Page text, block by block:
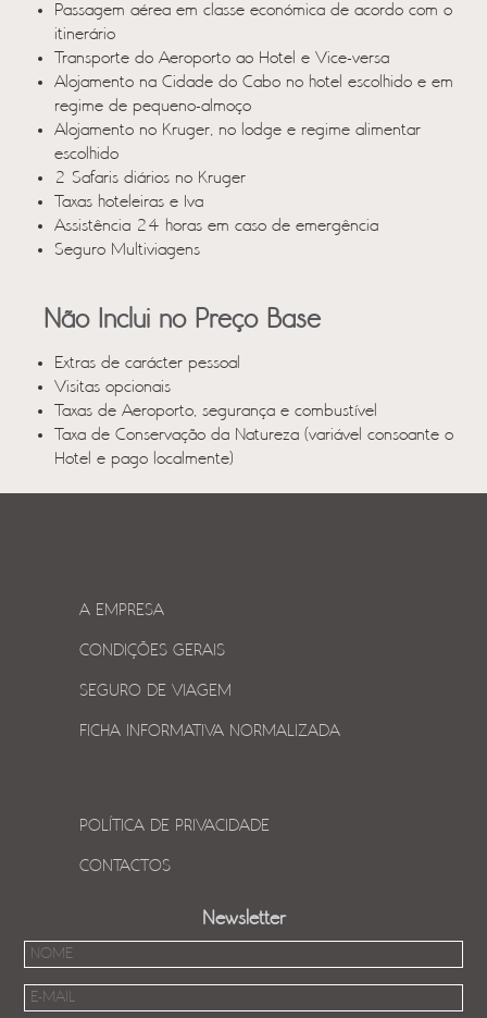
Passagem aérea em classe económica de acordo com o
itinerário
Transporte do Aeroporto ao Hotel e Vice-versa
Alojamento na Cidade do Cabo no hotel escolhido e em
regime de pequeno-almoço
Alojamento no Kruger, no lodge e regime alimentar
escolhido
2 Safaris diários no Kruger
Taxas hoteleiras e Iva
Assistência 24 horas em caso de emergência
Seguro Multiviagens
Não Inclui no Preço Base
Extras de carácter pessoal
Visitas opcionais
Taxas de Aeroporto, segurança e combustível
Taxa de Conservação da Natureza (variável consoante o
Hotel e pago localmente)
A EMPRESA
CONDIÇÕES GERAIS
SEGURO DE VIAGEM
FICHA INFORMATIVA NORMALIZADA
POLÍTICA DE PRIVACIDADE
CONTACTOS
Newsletter